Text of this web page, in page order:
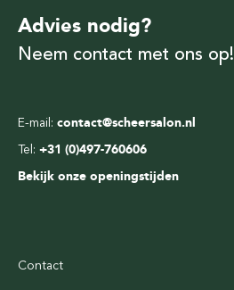
E-mail: contact@scheersalon.nl
Tel: +31 (0)497-760606
Bekijk onze openingstijden
Advies nodig?
Neem contact met ons op!
Contact